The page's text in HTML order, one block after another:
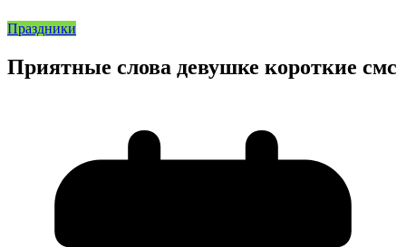
Праздники
Приятные слова девушке короткие смс